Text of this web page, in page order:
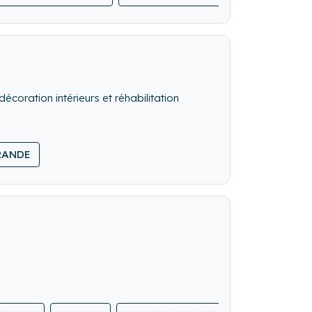
avec Book&Pay, jusqu'au départ des
de puériculture, l'entretien et les
intérieurs et réhabilitation